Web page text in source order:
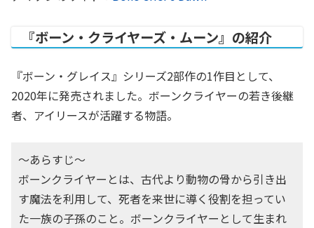
『ボーン・クライヤーズ・ムーン』の紹介
『ボーン・グレイス』シリーズ2部作の1作目として、
2020年に発売されました。ボーンクライヤーの若き後継
者、アイリースが活躍する物語。
〜あらすじ〜
ボーンクライヤーとは、古代より動物の骨から引き出
す魔法を利用して、死者を来世に導く役割を担ってい
た一族の子孫のこと。ボーンクライヤーとして生まれ